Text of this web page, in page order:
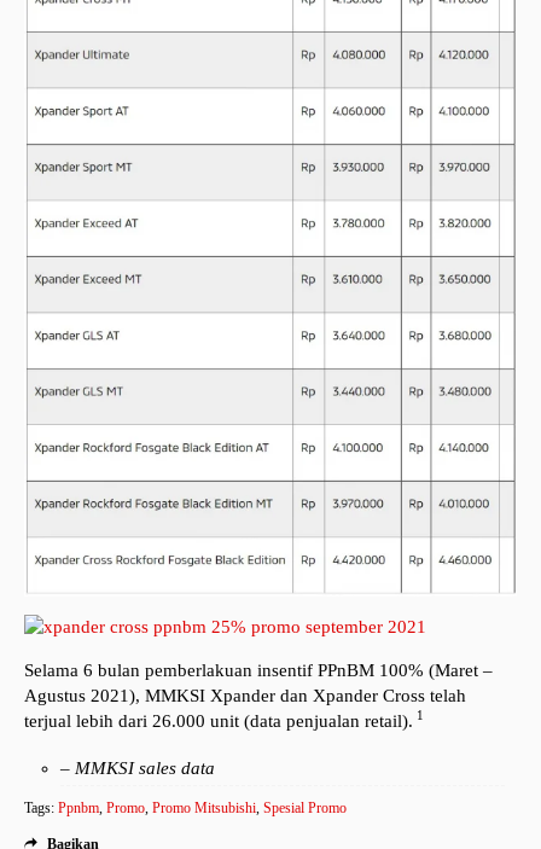
Selama 6 bulan pemberlakuan insentif PPnBM 100% (Maret –
Agustus 2021), MMKSI Xpander dan Xpander Cross telah
terjual lebih dari 26.000 unit (data penjualan retail). 1
– MMKSI sales data
Tags: Ppnbm Promo Promo Mitsubishi Spesial Promo
Bagikan